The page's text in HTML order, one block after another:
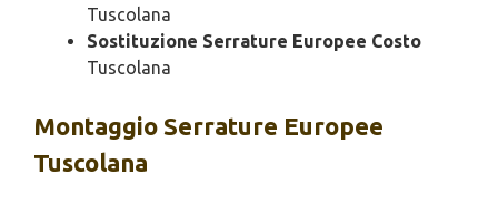
Tuscolana
Sostituzione Serrature Europee Costo
Tuscolana
Montaggio Serrature Europee
Tuscolana